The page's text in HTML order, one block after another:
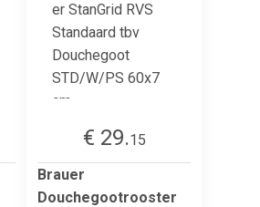
€ 29.15
Brauer
Douchegootrooster